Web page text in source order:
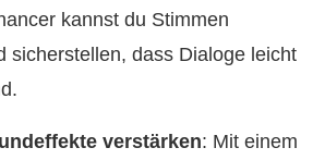
kannst du Stimmen
sicherstellen, dass Dialoge leicht
verstärken: Mit einem